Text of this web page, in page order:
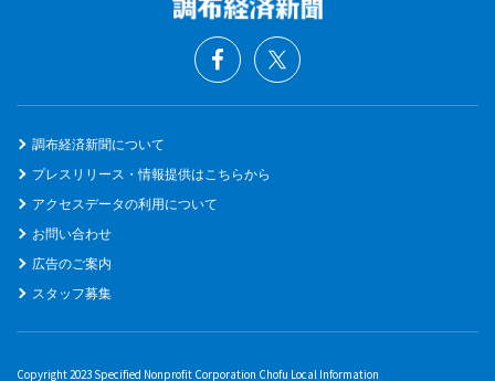
調布経済新聞について
プレスリリース・情報提供はこちらから
アクセスデータの利用について
お問い合わせ
広告のご案内
スタッフ募集
Copyright 2023 Specified Nonprofit Corporation Chofu Local Information